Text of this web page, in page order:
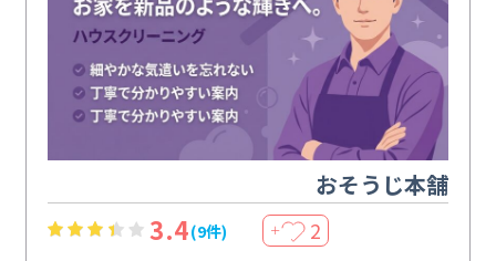
おそうじ本舗
3.4(9件) ＋ 2